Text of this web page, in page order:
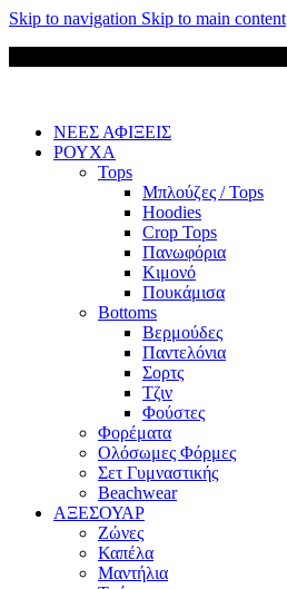
Skip to navigation Skip to main content
ΝΕΕΣ ΑΦΙΞΕΙΣ
ΡΟΥΧΑ
Tops
Μπλούζες / Tops
Hoodies
Crop Tops
Πανωφόρια
Κιμονό
Πουκάμισα
Bottoms
Βερμούδες
Παντελόνια
Σορτς
Τζιν
Φούστες
Φορέματα
Ολόσωμες Φόρμες
Σετ Γυμναστικής
Beachwear
ΑΞΕΣΟΥΑΡ
Ζώνες
Καπέλα
Μαντήλια